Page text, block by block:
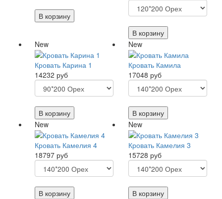
В корзину
В корзину
New
Кровать Карина 1
14232 руб
В корзину
New
Кровать Камила
17048 руб
В корзину
New
Кровать Камелия 4
18797 руб
В корзину
New
Кровать Камелия 3
15728 руб
В корзину